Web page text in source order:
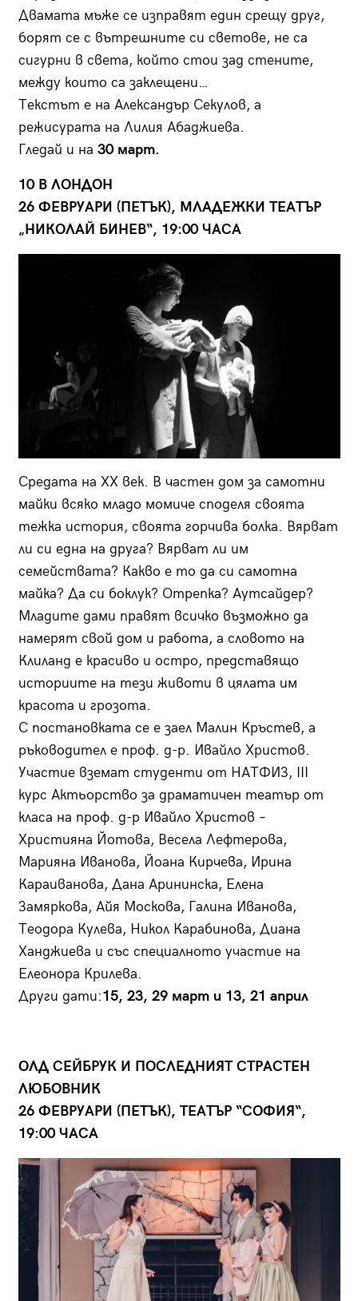
Двамата мъже се изправят един срещу друг,
борят се с вътрешните си светове, не са
сигурни в света, който стои зад стените,
между които са заклещени…
Текстът е на Александър Секулов, а
режисурата на Лилия Абаджиева.
Гледай и на 30 март.
10 В ЛОНДОН
26 ФЕВРУАРИ (ПЕТЪК), МЛАДЕЖКИ ТЕАТЪР
„НИКОЛАЙ БИНЕВ“, 19:00 ЧАСА
Средата на ХХ век. В частен дом за самотни
майки всяко младо момиче споделя своята
тежка история, своята горчива болка. Вярват
ли си една на друга? Вярват ли им
семействата? Какво е то да си самотна
майка? Да си боклук? Отрепка? Аутсайдер?
Младите дами правят всичко възможно да
намерят свой дом и работа, а словото на
Клиланд е красиво и остро, представящо
историите на тези животи в цялата им
красота и грозота.
С постановката се е заел Малин Кръстев, а
ръководител е проф. д-р. Ивайло Христов.
Участие вземат студенти от НАТФИЗ, III
курс Актьорство за драматичен театър от
класа на проф. д-р Ивайло Христов –
Християна Йотова, Весела Лефтерова,
Марияна Иванова, Йоана Кирчева, Ирина
Караиванова, Дана Арининска, Елена
Замяркова, Айя Москова, Галина Иванова,
Теодора Кулева, Никол Карабинова, Диана
Ханджиева и със специалното участие на
Елеонора Крилева.
Други дати:15, 23, 29 март и 13, 21 април
ОЛД СЕЙБРУК И ПОСЛЕДНИЯТ СТРАСТЕН
ЛЮБОВНИК
26 ФЕВРУАРИ (ПЕТЪК), ТЕАТЪР “СОФИЯ“,
19:00 ЧАСА